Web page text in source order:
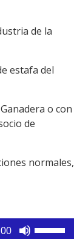
de la
estafa del
o con
de
normales,